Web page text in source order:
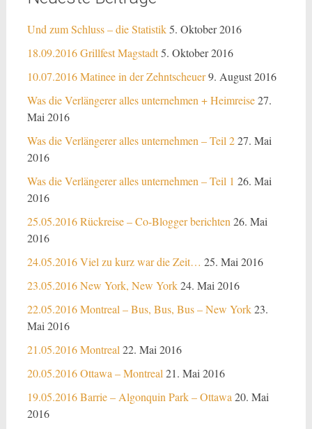
Und zum Schluss – die Statistik5. Oktober 2016
18.09.2016 Grillfest Magstadt5. Oktober 2016
10.07.2016 Matinee in der Zehntscheuer9. August 2016
Was die Verlängerer alles unternehmen + Heimreise27.
Mai 2016
Was die Verlängerer alles unternehmen – Teil 227. Mai
2016
Was die Verlängerer alles unternehmen – Teil 1 26. Mai
2016
25.05.2016 Rückreise – Co-Blogger berichten 26. Mai
2016
24.05.2016 Viel zu kurz war die Zeit… 25. Mai 2016
23.05.2016 New York, New York24. Mai 2016
22.05.2016 Montreal – Bus, Bus, Bus – New York23.
Mai 2016
21.05.2016 Montreal 22. Mai 2016
20.05.2016 Ottawa – Montreal 21. Mai 2016
19.05.2016 Barrie – Algonquin Park – Ottawa 20. Mai
2016